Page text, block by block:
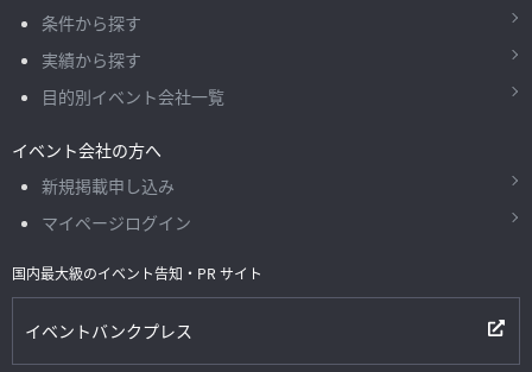
条件から探す
実績から探す
目的別イベント会社一覧
イベント会社の方へ
新規掲載申し込み
マイページログイン
国内最大級のイベント告知・PR サイト
イベントバンクプレス